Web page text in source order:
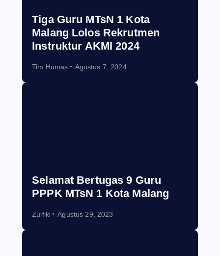
Tiga Guru MTsN 1 Kota
Malang Lolos Rekrutmen
Instruktur AKMI 2024
Tim Humas Agustus 7, 2024
Selamat Bertugas 9 Guru
PPPK MTsN 1 Kota Malang
Zulfiki Agustus 29, 2023